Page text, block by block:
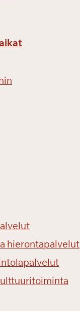
hierontapalvelut